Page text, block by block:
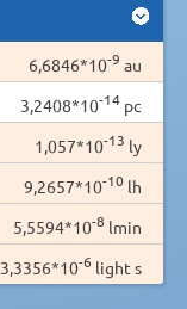
6,6846*10-9 au
3,2408*10-14 pc
1,057*10-13 ly
9,2657*10-10 lh
5,5594*10-8 lmin
3,3356*10-6 light s